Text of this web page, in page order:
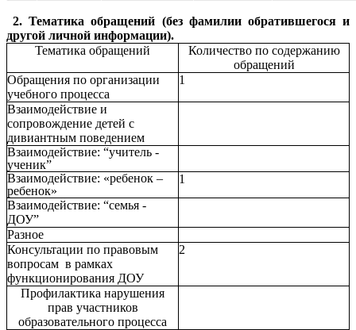
2. Тематика обращений (без фамилии обратившегося и
другой личной информации).
Тематика обращений
Количество по содержанию
обращений
Обращения по организации
учебного процесса
1
Взаимодействие и
сопровождение детей с
дивиантным поведением
Взаимодействие: “учитель -
ученик”
Взаимодействие: «ребенок –
ребенок»
1
Взаимодействие: “семья -
ДОУ”
Разное
Консультации по правовым
вопросам в рамках
функционирования ДОУ
2
Профилактика нарушения
прав участников
образовательного процесса